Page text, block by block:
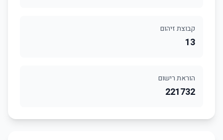
קבוצת זיהום
13
הוראת רישום
221732